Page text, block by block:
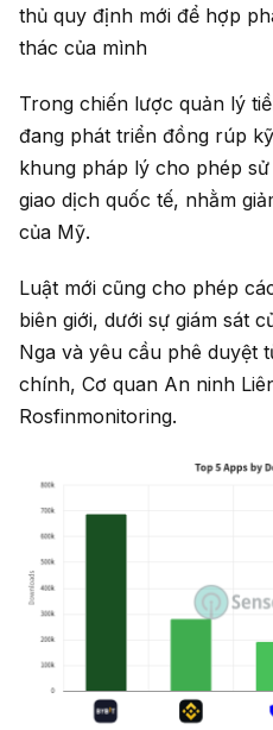
thủ quy định mới để hợp
thác của mình
Trong chiến lược quản lý
đang phát triển đồng rúp
khung pháp lý cho phép
giao dịch quốc tế, nhằm
của Mỹ.
Luật mới cũng cho phép
biên giới, dưới sự giám sát
Nga và yêu cầu phê duyệt
chính, Cơ quan An ninh
Rosfinmonitoring.